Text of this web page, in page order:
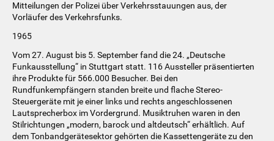
Mitteilungen der Polizei über Verkehrsstauungen aus, der
Vorläufer des Verkehrsfunks.
1965
Vom 27. August bis 5. September fand die 24. „Deutsche
Funkausstellung“ in Stuttgart statt. 116 Aussteller präsentierten
ihre Produkte für 566.000 Besucher. Bei den
Rundfunkempfängern standen breite und flache Stereo-
Steuergeräte mit je einer links und rechts angeschlossenen
Lautsprecherbox im Vordergrund. Musiktruhen waren in den
Stilrichtungen „modern, barock und altdeutsch“ erhältlich. Auf
dem Tonbandgerätesektor gehörten die Kassettengeräte zu den